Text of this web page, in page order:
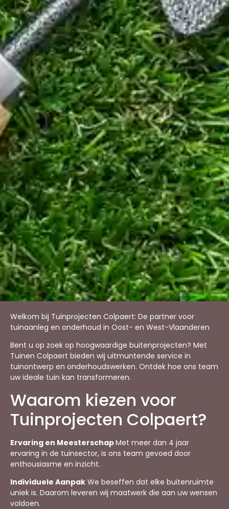
Welkom bij Tuinprojecten Colpaert: De partner voor
tuinaanleg en onderhoud in Oost- en West-Vlaanderen
Bent u op zoek op hoogwaardige buitenprojecten? Met
Tuinen Colpaert bieden wij uitmuntende service in
tuinontwerp en onderhoudswerken. Ontdek hoe ons team
uw ideale tuin kan transformeren.
Waarom kiezen voor
Tuinprojecten Colpaert?
Ervaring en MeesterschapMet meer dan 4 jaar
ervaring in de tuinsector, is ons team gevoed door
enthousiasme en inzicht.
Individuele Aanpak We beseffen dat elke buitenruimte
uniek is. Daarom leveren wij maatwerk die aan uw wensen
voldoen.